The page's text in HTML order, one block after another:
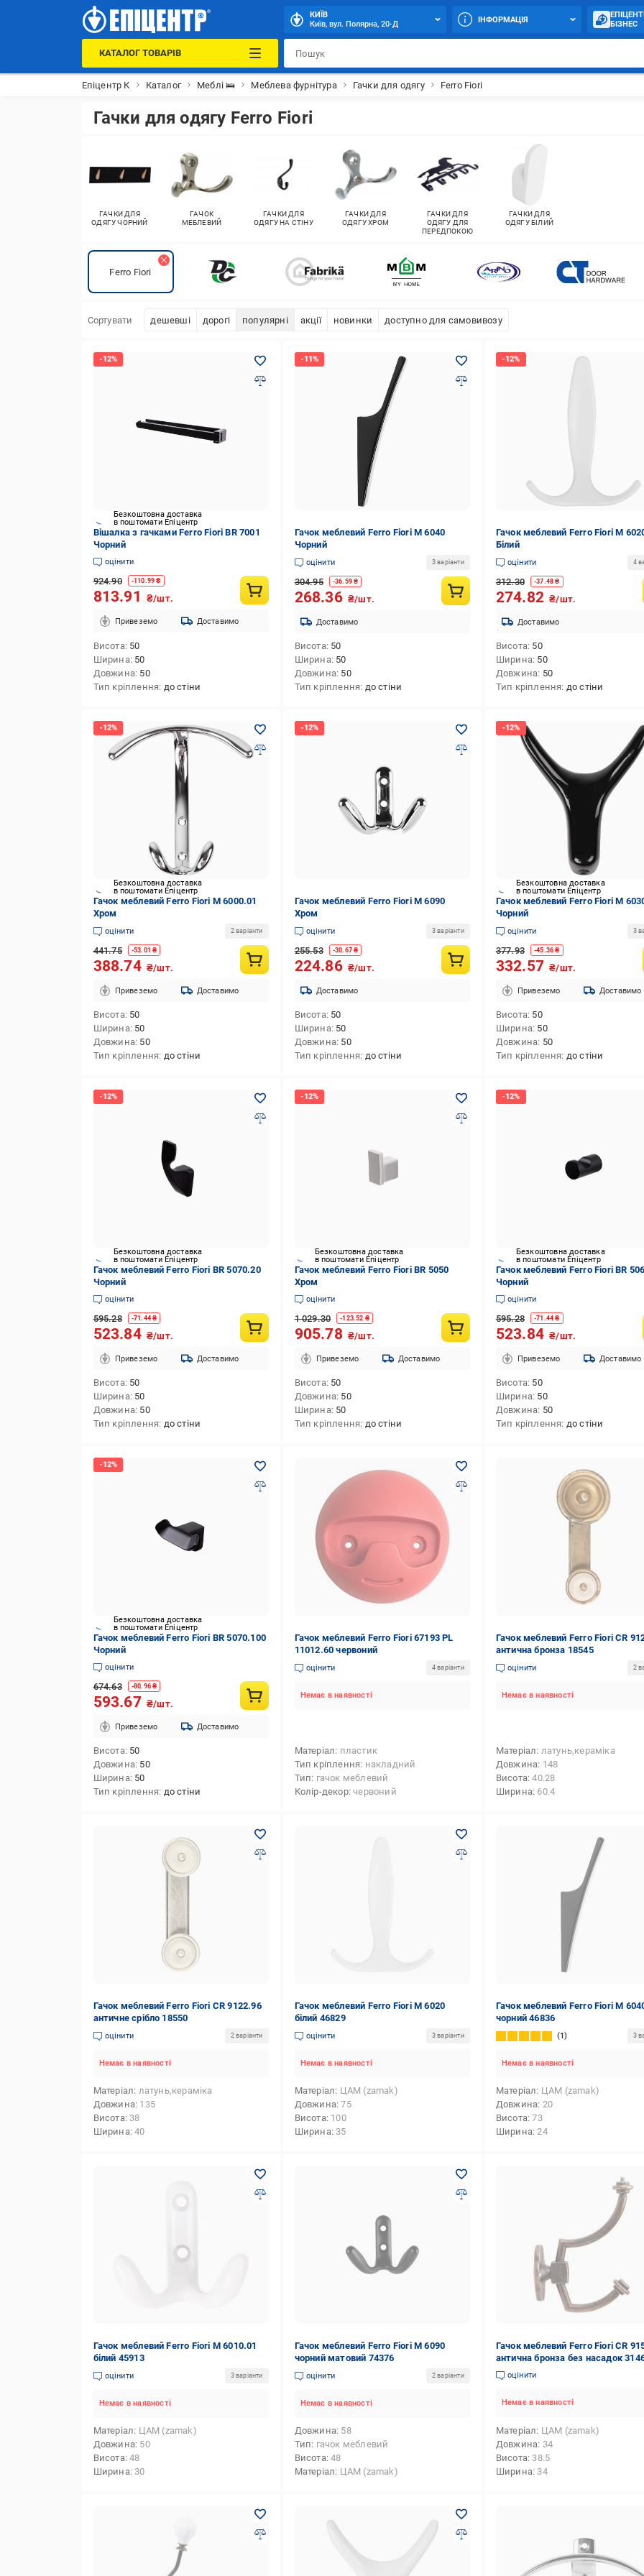
КИЇВ
Київ, вул. Полярна, 20-Д
ІНФОРМАЦІЯ
БІЗНЕС
КАТАЛОГ ТОВАРІВ
Епіцентр К Каталог Меблі 🛌 Меблева фурнітура Гачки для одягу Ferro Fiori
Гачки для одягу Ferro Fiori
ГАЧКИ ДЛЯ
ОДЯГУ ЧОРНИЙ
ГАЧОК
МЕБЛЕВИЙ
ГАЧКИ ДЛЯ
ОДЯГУ НА СТІНУ
ГАЧКИ ДЛЯ
ОДЯГУ ХРОМ
ГАЧКИ ДЛЯ
ОДЯГУ ДЛЯ
ПЕРЕДПОКОЮ
ГАЧКИ ДЛЯ
ОДЯГУ БІЛИЙ
Ferro Fiori
Сортувати дешевші дорогі популярні акції новинки доступно для самовивозу
Безкоштовна доставка
в поштомати Епіцентр
Вішалка з гачками Ferro Fiori BR 7001
Чорний
оцінити
924.90 -110.99 ₴
813.91 ₴/шт.
Привеземо Доставимо
Висота 50
Ширина 50
Довжина 50
Тип кріплення до стіни
Гачок меблевий Ferro Fiori M 6040
Чорний
оцінити 3 варіанти
304.95 -36.59 ₴
268.36 ₴/шт.
Доставимо
Висота 50
Ширина 50
Довжина 50
Тип кріплення до стіни
Гачок меблевий Ferro Fiori M
Білий
оцінити 4
312.30 -37.48 ₴
274.82 ₴/шт.
Доставимо
Висота 50
Ширина 50
Довжина 50
Тип кріплення до стіни
Безкоштовна доставка
в поштомати Епіцентр
Гачок меблевий Ferro Fiori М 6000.01
Хром
оцінити 2 варіанти
441.75 -53.01 ₴
388.74 ₴/шт.
Привеземо Доставимо
Висота 50
Ширина 50
Довжина 50
Тип кріплення до стіни
Гачок меблевий Ferro Fiori М 6090
Хром
оцінити 3 варіанти
255.53 -30.67 ₴
224.86 ₴/шт.
Доставимо
Висота 50
Ширина 50
Довжина 50
Тип кріплення до стіни
Безкоштовна доставка
в поштомати Епіцентр
Гачок меблевий Ferro Fiori M
Чорний
оцінити 3
377.93 -45.36 ₴
332.57 ₴/шт.
Привеземо Доставимо
Висота 50
Ширина 50
Довжина 50
Тип кріплення до стіни
Безкоштовна доставка
в поштомати Епіцентр
Гачок меблевий Ferro Fiori BR 5070.20
Чорний
оцінити
595.28 -71.44₴
523.84 ₴/шт.
Привеземо Доставимо
Висота 50
Ширина 50
Довжина 50
Тип кріплення до стіни
Безкоштовна доставка
в поштомати Епіцентр
Гачок меблевий Ferro Fiori BR 5050
Хром
оцінити
1 029.30 -123.52 ₴
905.78 ₴/шт.
Привеземо Доставимо
Висота 50
Довжина 50
Ширина 50
Тип кріплення до стіни
Безкоштовна доставка
в поштомати Епіцентр
Гачок меблевий Ferro Fiori BR
Чорний
оцінити
595.28 -71.44 ₴
523.84 ₴/шт.
Привеземо Доставимо
Висота 50
Ширина 50
Довжина 50
Тип кріплення до стіни
Безкоштовна доставка
в поштомати Епіцентр
Гачок меблевий Ferro Fiori BR 5070.100
Чорний
оцінити
674.63 -80.96₴
593.67 ₴/шт.
Привеземо Доставимо
Висота 50
Довжина 50
Ширина 50
Тип кріплення до стіни
Гачок меблевий Ferro Fiori 67193 PL
11012.60 червоний
оцінити 4 варіанти
Немає в наявності
Матеріал пластик
Тип кріплення накладний
Тип гачок меблевий
Колір-декор червоний
Гачок меблевий Ferro Fiori CR
антична бронза 18545
оцінити 2
Немає в наявності
Матеріал латунь,кераміка
Довжина 148
Висота 40.28
Ширина 60.4
Гачок меблевий Ferro Fiori CR 9122.96
античне срібло 18550
оцінити 2 варіанти
Немає в наявності
Матеріал латунь,кераміка
Довжина 135
Висота 38
Ширина 40
Гачок меблевий Ferro Fiori M 6020
білий 46829
оцінити 3 варіанти
Немає в наявності
Матеріал ЦАМ (zamak)
Довжина 75
Висота 100
Ширина 35
Гачок меблевий Ferro Fiori M
чорний 46836
1 3
Немає в наявності
Матеріал ЦАМ (zamak)
Довжина 20
Висота 73
Ширина 24
Гачок меблевий Ferro Fiori М 6010.01
білий 45913
оцінити 3 варіанти
Немає в наявності
Матеріал ЦАМ (zamak)
Довжина 50
Висота 48
Ширина 30
Гачок меблевий Ferro Fiori М 6090
чорний матовий 74376
оцінити 2 варіанти
Немає в наявності
Довжина 58
Тип гачок меблевий
Висота 48
Матеріал ЦАМ (zamak)
Гачок меблевий Ferro Fiori CR
антична бронза без насадок
оцінити
Немає в наявності
Матеріал ЦАМ (zamak)
Довжина 34
Висота 38.5
Ширина 34